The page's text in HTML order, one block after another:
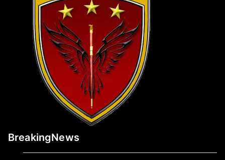
BreakingNews